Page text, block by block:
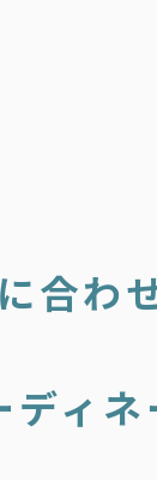
合わ
ディ